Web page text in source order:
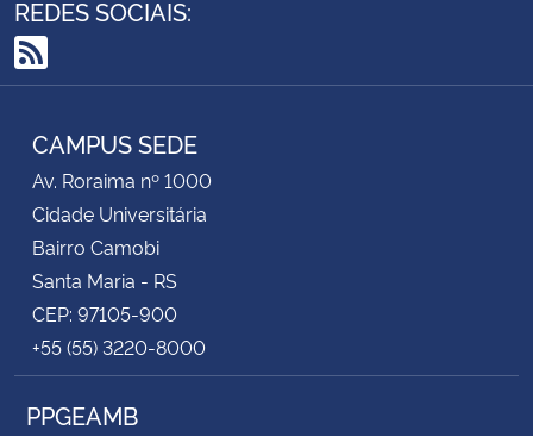
REDES SOCIAIS:
RSS
CAMPUS SEDE
Av. Roraima nº 1000
Cidade Universitária
Bairro Camobi
Santa Maria - RS
CEP: 97105-900
+55 (55) 3220-8000
PPGEAMB